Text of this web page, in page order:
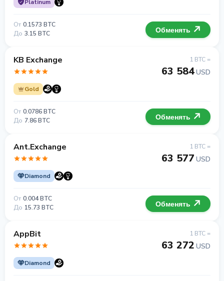
Platinum
От 0.1573 BTC
До 3.15 BTC Обменять
KB Exchange
Gold
1 BTC =
63 584USD
От 0.0786 BTC
До 7.86 BTC Обменять
Ant.Exchange
Diamond
1 BTC =
63 577 USD
От 0.004 BTC
До 15.73 BTC Обменять
AppBit
Diamond
1 BTC =
63 272 USD